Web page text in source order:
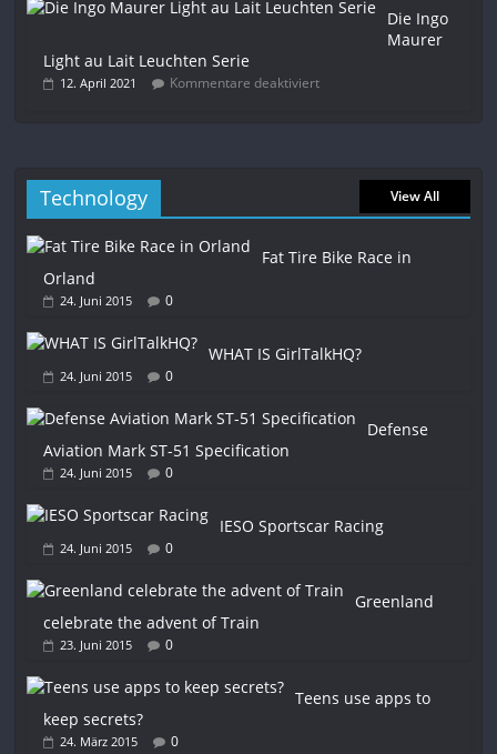
Die Ingo
Maurer
Light au Lait Leuchten Serie
12. April 2021 Kommentare deaktiviert
Technology View All
Fat Tire Bike Race in
Orland
24. Juni 2015 0
WHAT IS GirlTalkHQ?
24. Juni 2015 0
Defense
Aviation Mark ST-51 Specification
24. Juni 2015 0
IESO Sportscar Racing
24. Juni 2015 0
Greenland
celebrate the advent of Train
23. Juni 2015 0
Teens use apps to
keep secrets?
24. März 2015 0